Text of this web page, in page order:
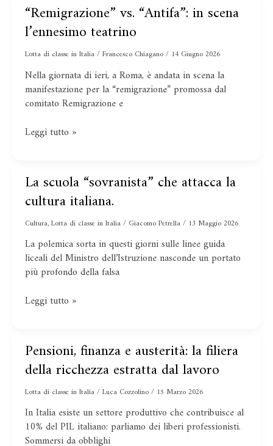
“Remigrazione” vs. “Antifa”: in scena
l’ennesimo teatrino
Lotta di classe in Italia/Francesco Chiagano/ 14 Giugno 2026
Nella giornata di ieri, a Roma, è andata in scena la
manifestazione per la “remigrazione” promossa dal
comitato Remigrazione e
“Remigrazione”
vs.
“Antifa”:
in
l’ennesimo
teatrino
Leggi tutto »
La scuola “sovranista” che attacca la
cultura italiana.
Cultura,Lotta di classe in Italia/ Giacomo Petrella/ 13 Maggio 2026
La polemica sorta in questi giorni sulle linee guida
liceali del Ministro dell’Istruzione nasconde un portato
più profondo della falsa
La
scuola
“sovranista”
che
la
cultura
italiana.
Leggi tutto »
Pensioni, finanza e austerità: la filiera
della ricchezza estratta dal lavoro
Lotta di classe in Italia/Luca Cozzolino/ 15 Marzo 2026
In Italia esiste un settore produttivo che contribuisce al
10% del PIL italiano: parliamo dei liberi professionisti.
Sommersi da obblighi
Pensioni,
finanza
e
austerità:
la
filiera
della